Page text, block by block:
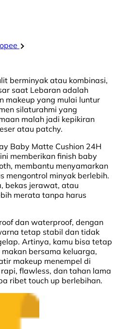
berminyak atau kombinasi,
saat Lebaran adalah
makeup yang mulai luntur
silaturahmi yang
malah jadi kepikiran
atau patchy.
Baby Matte Cushion 24H
memberikan finish baby
membantu menyamarkan
mengontrol minyak berlebih.
bekas jerawat, atau
merata tanpa harus
dan waterproof, dengan
tetap stabil dan tidak
Artinya, kamu bisa tetap
bersama keluarga,
makeup menempel di
flawless, dan tahan lama
ribet touch up berlebihan.